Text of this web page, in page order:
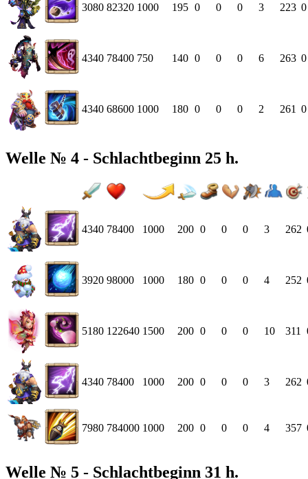
3080 82320 1000 195 0 0 0 3 223 0
4340 78400 750 140 0 0 0 6 263 0
4340 68600 1000 180 0 0 0 2 261 0
Welle № 4 - Schlachtbeginn 25 h.
4340 78400 1000 200 0 0 0 3 262
3920 98000 1000 180 0 0 0 4 252
5180 122640 1500 200 0 0 0 10 311
4340 78400 1000 200 0 0 0 3 262
7980 784000 1000 200 0 0 0 4 357
Welle № 5 - Schlachtbeginn 31 h.